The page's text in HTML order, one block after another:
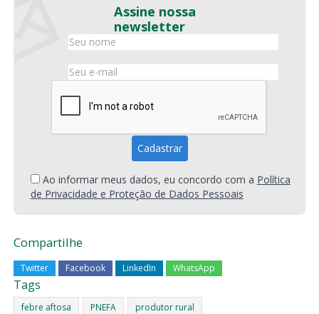
Assine nossa
newsletter
Ao informar meus dados, eu concordo com a Política
de Privacidade e Proteção de Dados Pessoais
Compartilhe
Twitter Facebook LinkedIn WhatsApp
Tags
febre aftosa PNEFA produtor rural